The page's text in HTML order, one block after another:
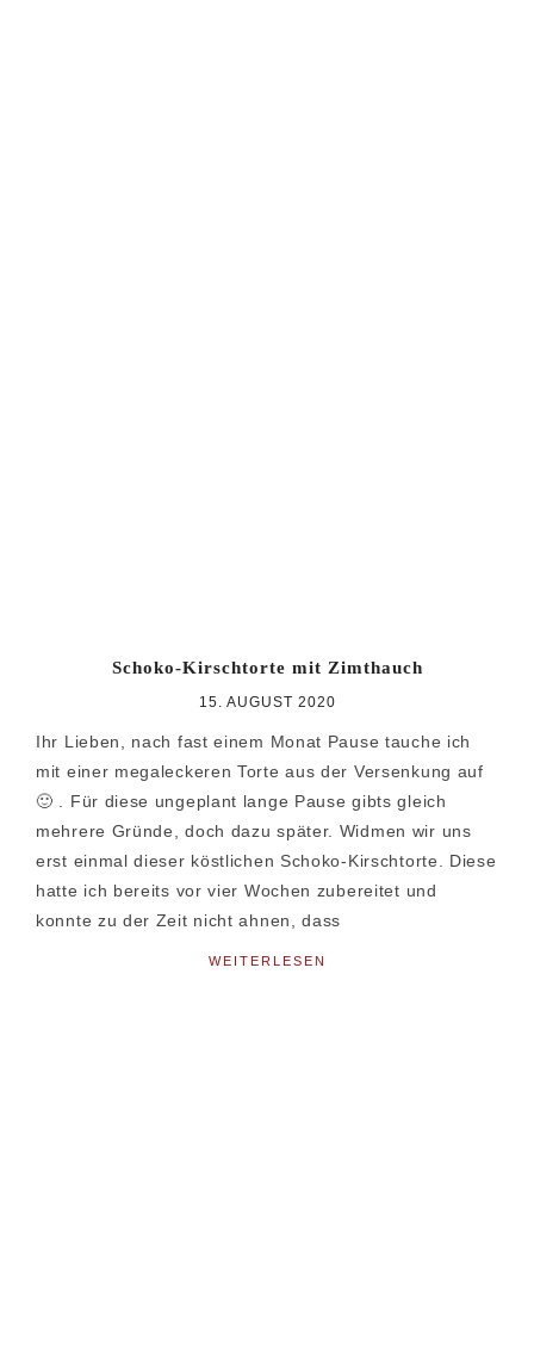
Schoko-Kirschtorte mit Zimthauch
15. AUGUST 2020
Ihr Lieben, nach fast einem Monat Pause tauche ich
mit einer megaleckeren Torte aus der Versenkung auf
🙂 . Für diese ungeplant lange Pause gibts gleich
mehrere Gründe, doch dazu später. Widmen wir uns
erst einmal dieser köstlichen Schoko-Kirschtorte. Diese
hatte ich bereits vor vier Wochen zubereitet und
konnte zu der Zeit nicht ahnen, dass
WEITERLESEN